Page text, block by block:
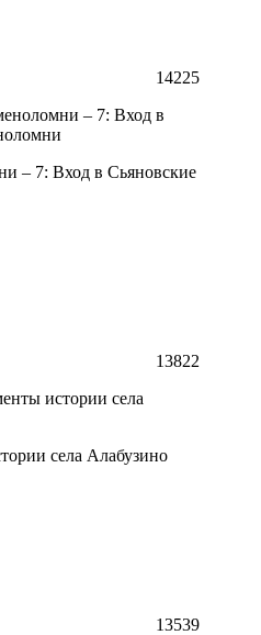
14225
– 7: Вход в Сьяновские
13822
села Алабузино
13539